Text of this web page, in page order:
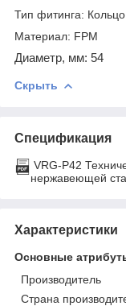
Тип фитинга:
Материал: FPM
Диаметр, мм: 54
Скрыть
Спецификация
VRG-P42
нержавеющей
Характеристики
Основные
Производитель
Страна